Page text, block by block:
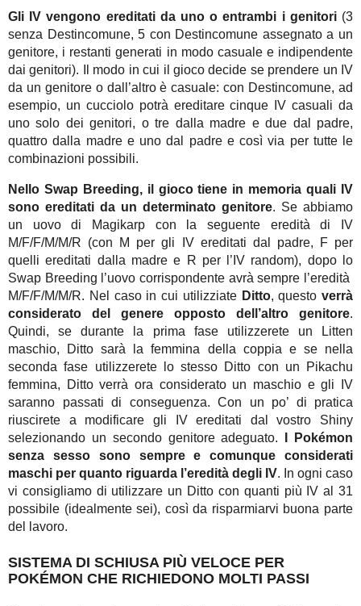
Gli IV vengono ereditati da uno o entrambi i genitori(3
senza Destincomune, 5 con Destincomune assegnato a un
genitore, i restanti generati in modo casuale e indipendente
dai genitori). Il modo in cui il gioco decide se prendere un IV
da un genitore o dall’altro è casuale: con Destincomune, ad
esempio, un cucciolo potrà ereditare cinque IV casuali da
uno solo dei genitori, o tre dalla madre e due dal padre,
quattro dalla madre e uno dal padre e così via per tutte le
combinazioni possibili.
Nello Swap Breeding, il gioco tiene in memoria quali IV
sono ereditati da un determinato genitore. Se abbiamo
un uovo di Magikarp con la seguente eredità di IV
M/F/F/M/M/R (con M per gli IV ereditati dal padre, F per
quelli ereditati dalla madre e R per l’IV random), dopo lo
Swap Breeding l’uovo corrispondente avrà sempre l’eredità
M/F/F/M/M/R. Nel caso in cui utilizziate Ditto, questo verrà
considerato del genere opposto dell’altro genitore.
Quindi, se durante la prima fase utilizzerete un Litten
maschio, Ditto sarà la femmina della coppia e se nella
seconda fase utilizzerete lo stesso Ditto con un Pikachu
femmina, Ditto verrà ora considerato un maschio e gli IV
saranno passati di conseguenza. Con un po’ di pratica
riuscirete a modificare gli IV ereditati dal vostro Shiny
selezionando un secondo genitore adeguato.
I Pokémon
senza sesso sono sempre e comunque considerati
maschi per quanto riguarda l’eredità degli IV. In ogni caso
vi consigliamo di utilizzare un Ditto con quanti più IV al 31
possibile (idealmente sei), così da risparmiarvi buona parte
del lavoro.
SISTEMA DI SCHIUSA PIÙ VELOCE PER
POKÉMON CHE RICHIEDONO MOLTI PASSI